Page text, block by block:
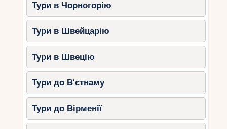
Тури в Чорногорію
Тури в Швейцарію
Тури в Швецію
Тури до В’єтнаму
Тури до Вірменії